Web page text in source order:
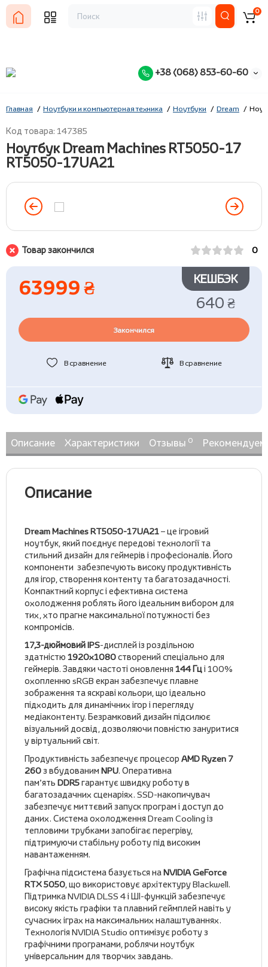
+38 (068) 853-60-60
0
Главная Ноутбуки и компьютерная техника Ноутбуки Dream
Код товара: 147385
Ноутбук Dream Machines RT5050-17
RT5050-17UA21
Товар закончился 0
63999 ₴ КЕШБЭК
640 ₴
Закончился
В сравнение В сравнение
Описание Характеристики Отзывы 0
Описание
Dream Machines RT5050-17UA21– це ігровий
ноутбук, який поєднує передові технології та
стильний дизайн для геймерів і професіоналів. Його
компоненти забезпечують високу продуктивність
для ігор, створення контенту та багатозадачності.
Компактний корпус і ефективна система
охолодження роблять його ідеальним вибором для
тих, хто прагне максимальної потужності без
компромісів.
17,3-дюймовий IPS-дисплей із роздільною
здатністю 1920x1080створений спеціально для
геймерів. Завдяки частоті оновлення 144 Гці 100%
охопленню sRGB екран забезпечує плавне
зображення та яскраві кольори, що ідеально
підходить для динамічних ігор і перегляду
медіаконтенту. Безрамковий дизайн підсилює
візуальний досвід, дозволяючи повністю зануритися
у віртуальний світ.
Продуктивність забезпечує процесор AMD Ryzen 7
260з вбудованим NPU. Оперативна
пам’ять DDR5гарантує швидку роботу в
багатозадачних сценаріях. SSD-накопичувач
забезпечує миттєвий запуск програм і доступ до
даних. Система охолодження Dream Cooling із
тепловими трубками запобігає перегріву,
підтримуючи стабільну роботу під високим
навантаженням.
Графічна підсистема базується наNVIDIA GeForce
RTX 5050, що використовує архітектуру Blackwell.
Підтримка NVIDIA DLSS 4 і ШІ-функцій забезпечує
високу якість графіки та плавний геймплей навіть у
сучасних іграх на максимальних налаштуваннях.
Технологія NVIDIA Studio оптимізує роботу з
графічними програмами, роблячи ноутбук
універсальним для творчих завдань.